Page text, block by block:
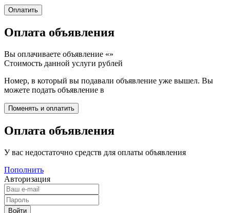
Оплата объявления
Вы оплачиваете объявление «»
Стоимость данной услуги рублей
Номер, в который вы подавали объявление уже вышел. Вы
можете подать объявление в
Оплата объявления
У вас недостаточно средств для оплаты объявления
Пополнить
Авторизация